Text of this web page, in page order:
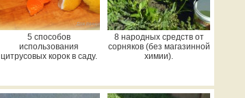
5 способов
использования
цитрусовых корок в саду.
8 народных средств от
сорняков (без магазинной
химии).